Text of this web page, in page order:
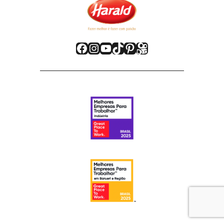
Facebook
Instagram
Youtube
TikTok
Pinterest
Kwai